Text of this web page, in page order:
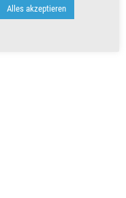
Alles akzeptieren